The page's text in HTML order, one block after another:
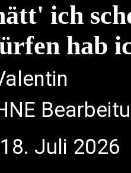
ich
hab
Juli 2026